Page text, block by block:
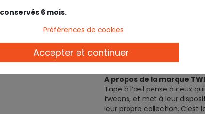
Description
A propos de la marque
Tape à l’œil pense à ceux
tweens, et met à leur
leur propre collection. C’est
conservés 6 mois.
Préférences de cookies
Accepter et continuer